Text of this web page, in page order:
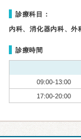
診療科目：
内科、消化器内科、外
診療時間
09:00-13:00
17:00-20:00